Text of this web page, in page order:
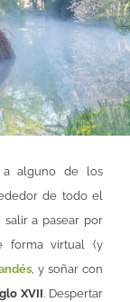
a alguno de los
de todo el
a pasear por
forma virtual (y
, y soñar con
XVII. Despertar